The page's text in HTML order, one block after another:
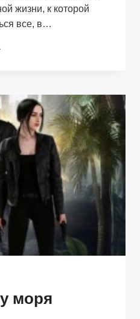
жизни, к которой
все, в…
моря